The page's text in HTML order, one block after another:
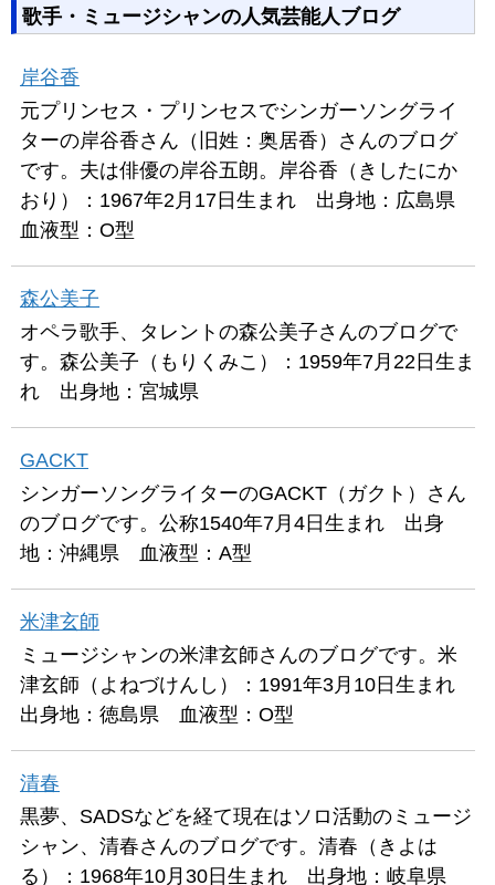
歌手・ミュージシャンの人気芸能人ブログ
岸谷香
元プリンセス・プリンセスでシンガーソングライ
ターの岸谷香さん（旧姓：奥居香）さんのブログ
です。夫は俳優の岸谷五朗。岸谷香（きしたにか
おり）：1967年2月17日生まれ 出身地：広島県
血液型：O型
森公美子
オペラ歌手、タレントの森公美子さんのブログで
す。森公美子（もりくみこ）：1959年7月22日生ま
れ 出身地：宮城県
GACKT
シンガーソングライターのGACKT（ガクト）さん
のブログです。公称1540年7月4日生まれ 出身
地：沖縄県 血液型：A型
米津玄師
ミュージシャンの米津玄師さんのブログです。米
津玄師（よねづけんし）：1991年3月10日生まれ
出身地：徳島県 血液型：O型
清春
黒夢、SADSなどを経て現在はソロ活動のミュージ
シャン、清春さんのブログです。清春（きよは
る）：1968年10月30日生まれ 出身地：岐阜県